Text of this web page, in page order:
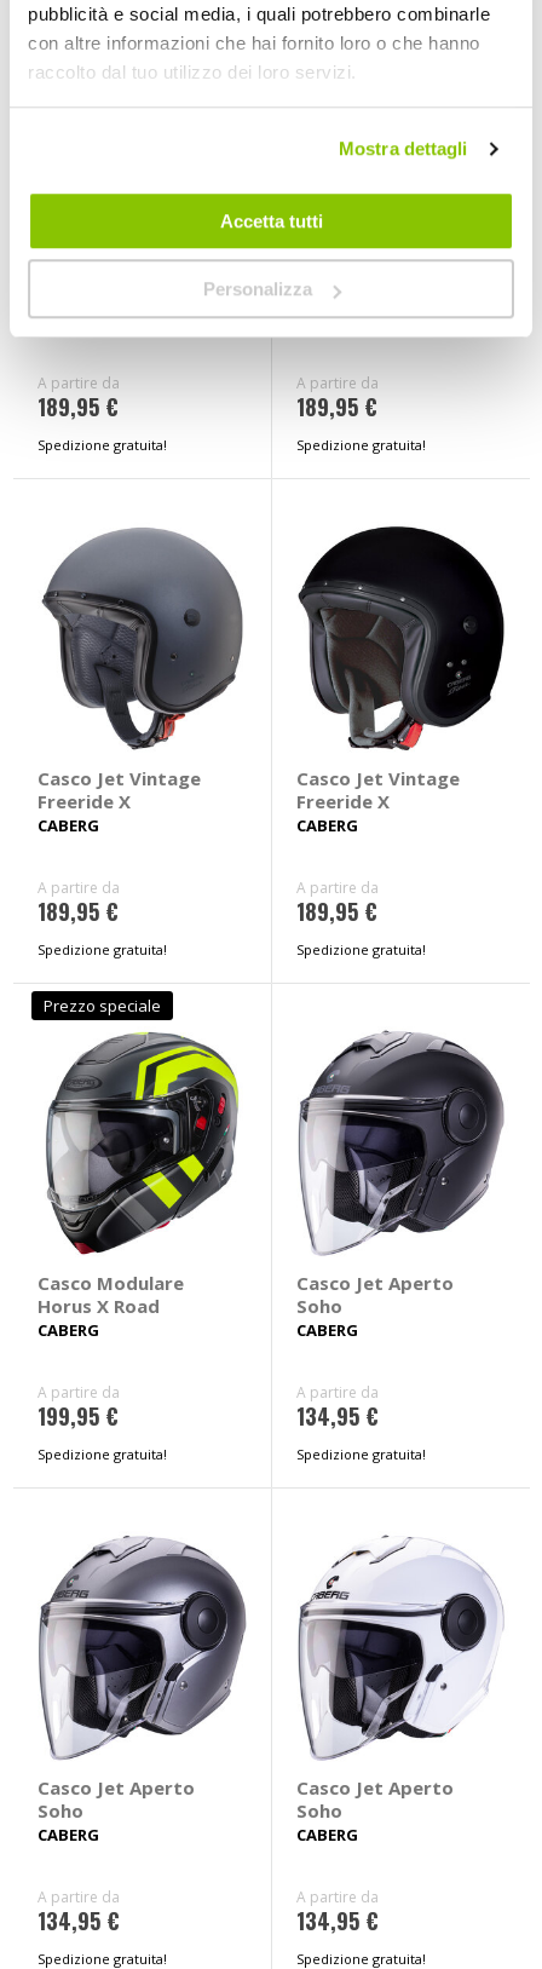
pubblicità e social media, i quali potrebbero combinarle
con altre informazioni che hai fornito loro o che hanno
raccolto dal tuo utilizzo dei loro servizi.
Mostra dettagli
Accetta tutti
Personalizza
CABERG
A partire da
189,95 €
Spedizione gratuita!
Freeride X
CABERG
A partire da
189,95 €
Spedizione gratuita!
Casco Jet Vintage
Freeride X
CABERG
A partire da
189,95 €
Spedizione gratuita!
Casco Jet Vintage
Freeride X
CABERG
A partire da
189,95 €
Spedizione gratuita!
Prezzo speciale
Casco Modulare
Horus X Road
CABERG
A partire da
199,95 €
Spedizione gratuita!
Casco Jet Aperto
Soho
CABERG
A partire da
134,95 €
Spedizione gratuita!
Casco Jet Aperto
Soho
CABERG
A partire da
134,95 €
Spedizione gratuita!
Casco Jet Aperto
Soho
CABERG
A partire da
134,95 €
Spedizione gratuita!